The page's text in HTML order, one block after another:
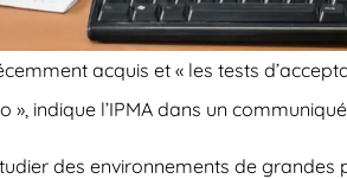
acquis et « les tests
indique l’IPMA dans un
des environnements de